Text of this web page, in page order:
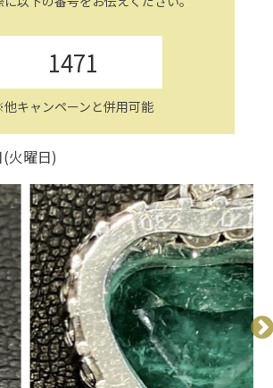
1471
キャンペーンと併用可能
火曜日)